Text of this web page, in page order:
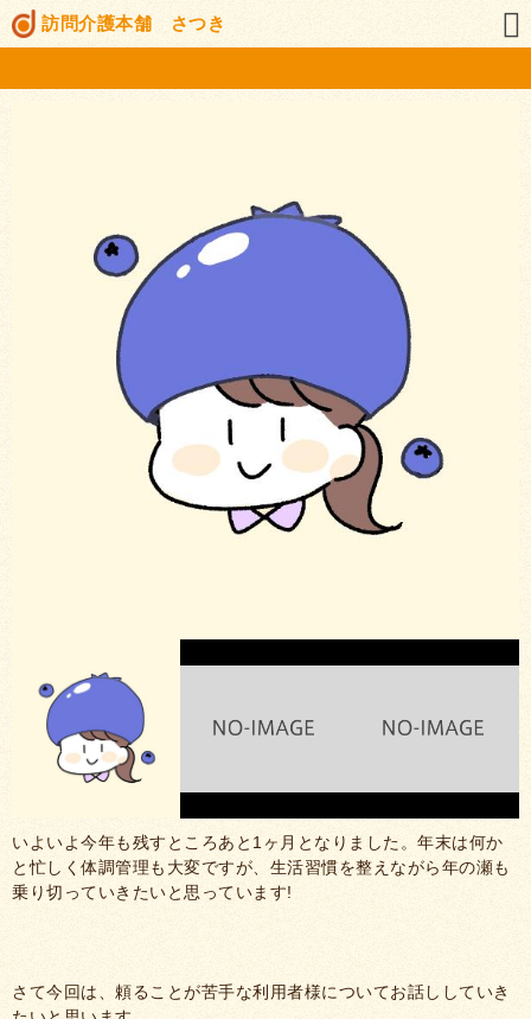
訪問介護本舗 さつき
いよいよ今年も残すところあと1ヶ月となりました。年末は何か
と忙しく体調管理も大変ですが、生活習慣を整えながら年の瀬も
乗り切っていきたいと思っています!
さて今回は、頼ることが苦手な利用者様についてお話ししていき